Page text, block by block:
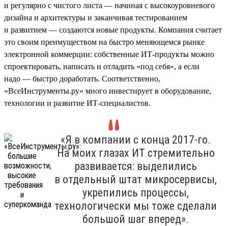
и регулярно с чистого листа — начиная с высокоуровневого
дизайна и архитектуры и заканчивая тестированием
и развитием — создаются новые продукты. Компания считает
это своим преимуществом на быстро меняющемся рынке
электронной коммерции: собственные ИТ-продукты можно
спроектировать, написать и отладить «под себя», а если
надо — быстро доработать. Соответственно,
«ВсеИнструменты.ру» много инвестирует в оборудование,
технологии и развитие ИТ-специалистов.
«Я в компании с конца 2017-го.
На моих глазах ИТ стремительно
развивается: выделились
в отдельный штат микросервисы,
укрепились процессы,
технологически мы тоже сделали
большой шаг вперед».